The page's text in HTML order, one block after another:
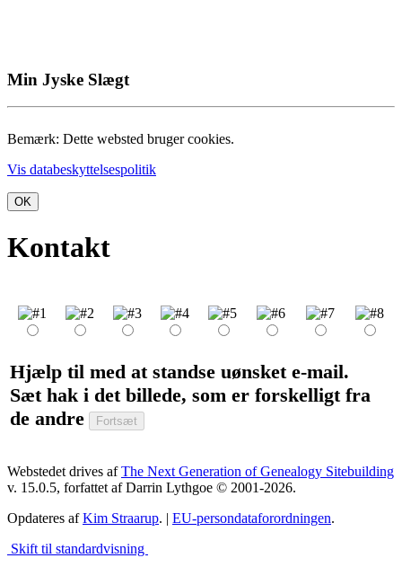
Min Jyske Slægt
Bemærk: Dette websted bruger cookies.
Vis databeskyttelsespolitik
OK
Kontakt
Hjælp til med at standse uønsket e-mail.
Sæt hak i det billede, som er forskelligt fra
de andre
Webstedet drives afThe Next Generation of Genealogy Sitebuilding
v. 15.0.5, forfattet af Darrin Lythgoe © 2001-2026.
Opdateres afKim Straarup. | EU-persondataforordningen.
Skift til standardvisning